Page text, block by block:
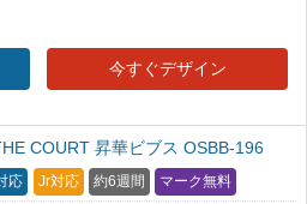
今すぐデザイン
COURT 昇華ビブス OSBB-196
応 Jr対応 約6週間 マーク無料